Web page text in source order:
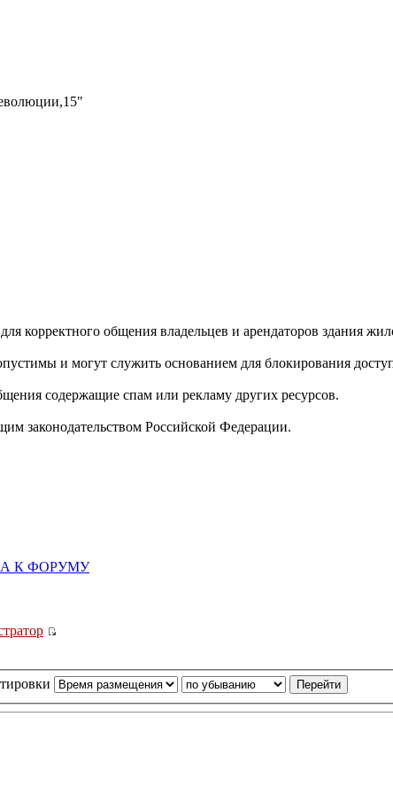
корректного общения владельцев и арендаторов здания
и могут служить основанием для блокирования
содержащие спам или рекламу других ресурсов.
законодательством Российской Федерации.
К ФОРУМУ